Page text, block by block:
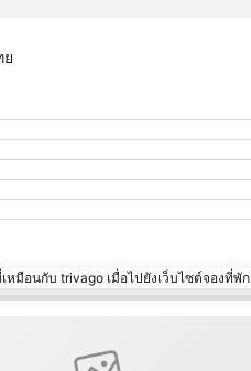
ย
มือนกับ trivago เมื่อไปยังเว็บไซต์จองที่พัก
การโปรด